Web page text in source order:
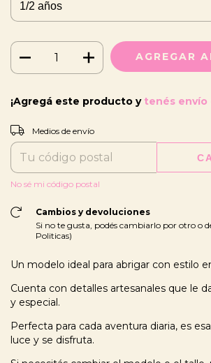
¡Agregá este producto y tenés envío
Entregas para el CP:
Medios de envío
No sé mi código postal
Cambios y devoluciones
Si no te gusta, podés cambiarlo por otro o
Politicas)
Un modelo ideal para abrigar con estilo
Cuenta con detalles artesanales que le
y especial.
Perfecta para cada aventura diaria, es
luce y se disfruta.